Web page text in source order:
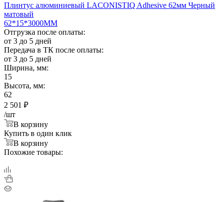
Плинтус алюминиевый LACONISTIQ Adhesive 62мм Черный
матовый
62*15*3000ММ
Отгрузка после оплаты:
от 3 до 5 дней
Передача в ТК после оплаты:
от 3 до 5 дней
Ширина, мм:
15
Высота, мм:
62
2 501 ₽
/шт
В корзину
Купить в один клик
В корзину
Похожие товары: